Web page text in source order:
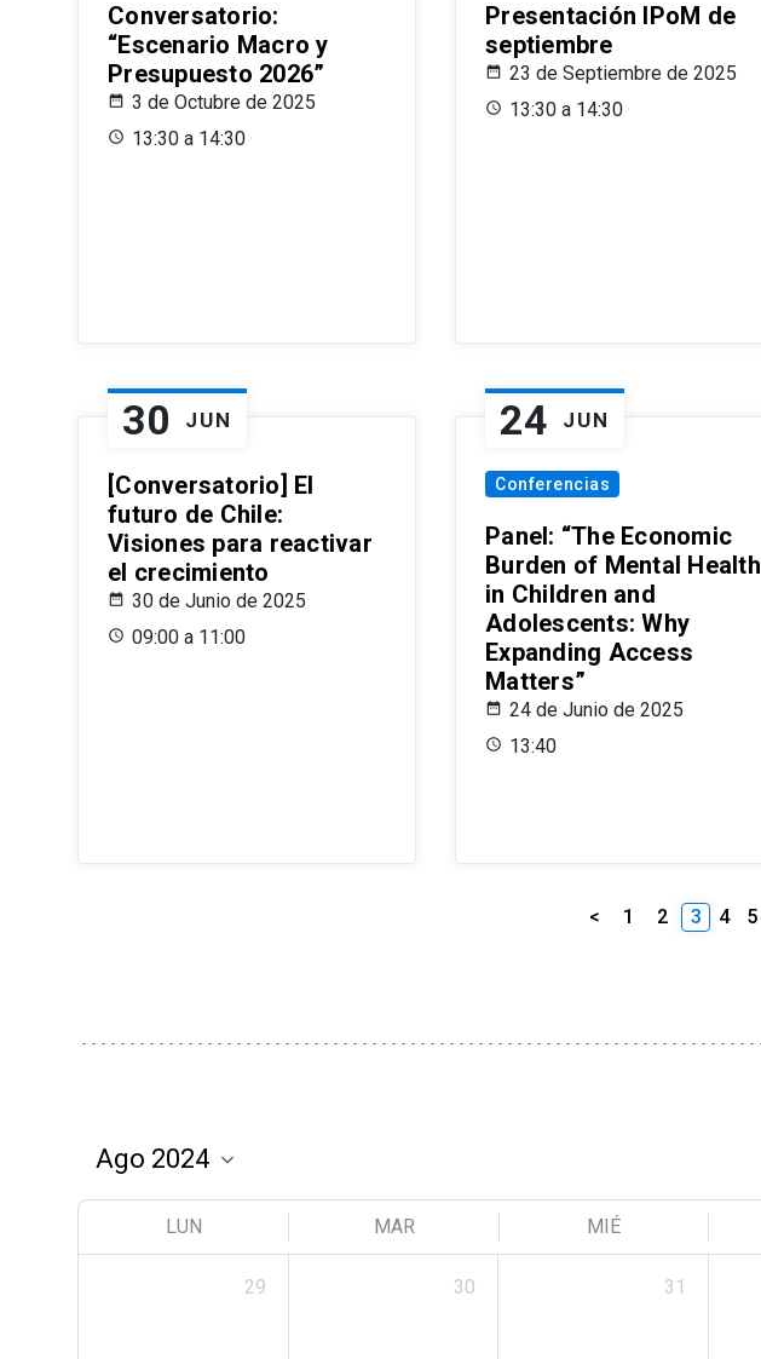
Conversatorio:
“Escenario Macro y
Presupuesto 2026”
3 de Octubre de 2025
13:30 a 14:30
Presentación IPoM de
septiembre
23 de Septiembre de 2025
13:30 a 14:30
30 JUN
[Conversatorio] El
futuro de Chile:
Visiones para reactivar
el crecimiento
30 de Junio de 2025
09:00 a 11:00
24 JUN
Conferencias
Panel: “The Economic
Burden of Mental Health
in Children and
Adolescents: Why
Expanding Access
Matters”
24 de Junio de 2025
13:40
< 1 2 3 4 5
LUN MAR MIÉ
29 30 31